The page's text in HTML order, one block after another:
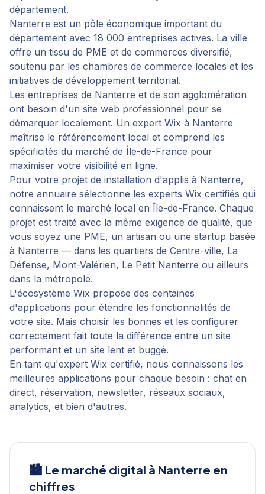
département.
Nanterre est un pôle économique important du
département avec 18 000 entreprises actives. La ville
offre un tissu de PME et de commerces diversifié,
soutenu par les chambres de commerce locales et les
initiatives de développement territorial.
Les entreprises de Nanterre et de son agglomération
ont besoin d'un site web professionnel pour se
démarquer localement. Un expert Wix à Nanterre
maîtrise le référencement local et comprend les
spécificités du marché de Île-de-France pour
maximiser votre visibilité en ligne.
Pour votre projet de installation d'applis à Nanterre,
notre annuaire sélectionne les experts Wix certifiés qui
connaissent le marché local en Île-de-France. Chaque
projet est traité avec la même exigence de qualité, que
vous soyez une PME, un artisan ou une startup basée
à Nanterre — dans les quartiers de Centre-ville, La
Défense, Mont-Valérien, Le Petit Nanterre ou ailleurs
dans la métropole.
L'écosystème Wix propose des centaines
d'applications pour étendre les fonctionnalités de
votre site. Mais choisir les bonnes et les configurer
correctement fait toute la différence entre un site
performant et un site lent et buggé.
En tant qu'expert Wix certifié, nous connaissons les
meilleures applications pour chaque besoin : chat en
direct, réservation, newsletter, réseaux sociaux,
analytics, et bien d'autres.
🏙️ Le marché digital à Nanterre en
chiffres